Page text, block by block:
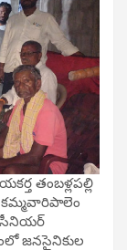
తంబళ్లపల్లి
సీనియర్
జనసైనికుల